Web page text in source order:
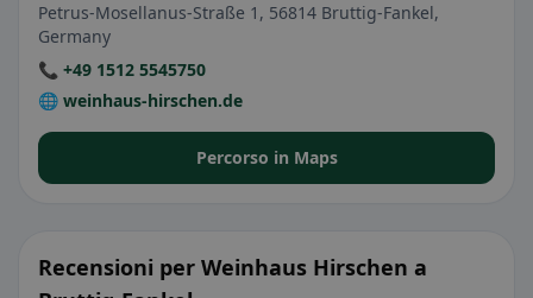
Petrus-Mosellanus-Straße 1, 56814 Bruttig-Fankel,
Germany
📞 +49 1512 5545750
🌐 weinhaus-hirschen.de
Percorso in Maps
Recensioni per Weinhaus Hirschen a